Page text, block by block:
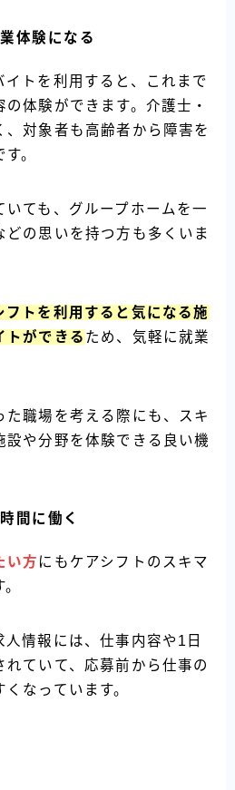
体験になる
トを利用すると、これまで
体験ができます。介護士・
対象者も高齢者から障害を
。
いても、グループホームを一
の思いを持つ方も多くいま
フトを利用すると気になる施
トができる ため、気軽に就業
職場を考える際にも、スキ
設や分野を体験できる良い機
間に働く
い方 にもケアシフトのスキマ
情報には、仕事内容や1日
ていて、応募前から仕事の
なっています。